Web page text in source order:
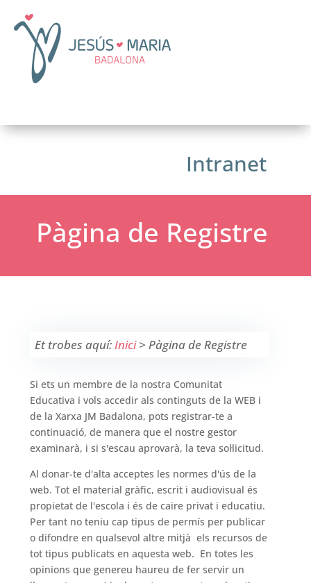
Intranet
Pàgina de Registre
Et trobes aquí:Inici> Pàgina de Registre
Si ets un membre de la nostra Comunitat
Educativa i vols accedir als continguts de la WEB i
de la Xarxa JM Badalona, pots registrar-te a
continuació, de manera que el nostre gestor
examinarà, i si s'escau aprovarà, la teva sol·licitud.
Al donar-te d'alta acceptes les normes d'ús de la
web. Tot el material gràfic, escrit i audiovisual és
propietat de l'escola i és de caire privat i educatiu.
Per tant no teniu cap tipus de permís per publicar
o difondre en qualsevol altre mitjà els recursos de
tot tipus publicats en aquesta web. En totes les
opinions que genereu haureu de fer servir un